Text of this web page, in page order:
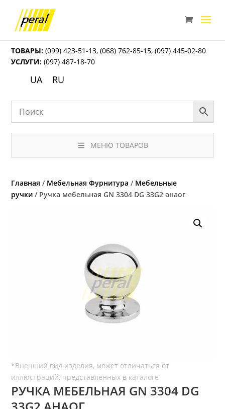
ТОВАРЫ: (099) 423-51-13,(068) 762-85-15,(097) 445-02-80
УСЛУГИ: (097) 487-18-70
UA RU
МЕНЮ ТОВАРОВ
Главная / Мебельная Фурнитура / Мебельные
ручки / Ручка мебельная GN 3304 DG 33G2 анаог
РУЧКА МЕБЕЛЬНАЯ GN 3304 DG